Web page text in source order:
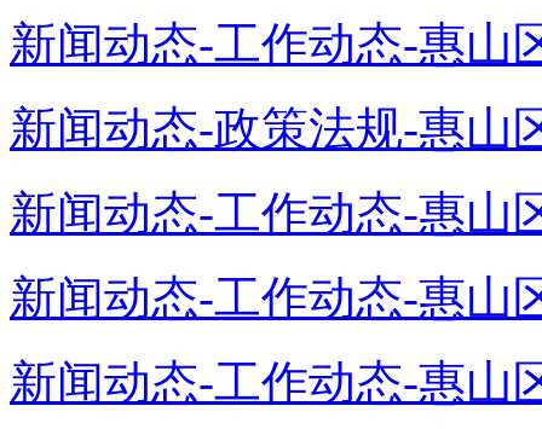
新闻动态-工作动态-惠山
新闻动态-政策法规-惠山
新闻动态-工作动态-惠山
新闻动态-工作动态-惠山
新闻动态-工作动态-惠山